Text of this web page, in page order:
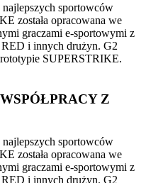
sportowców
została opracowana we
graczami e-sportowymi z
i innych drużyn. G2
SUPERSTRIKE.
Z
sportowców
została opracowana we
graczami e-sportowymi z
i innych drużyn. G2